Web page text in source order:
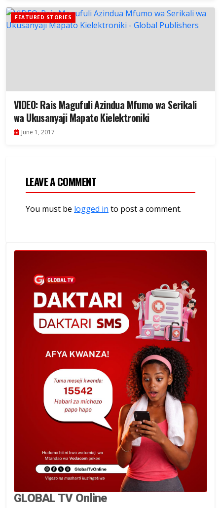
FEATURED STORIES
VIDEO: Rais Magufuli Azindua Mfumo wa Serikali
wa Ukusanyaji Mapato Kielektroniki
June 1, 2017
LEAVE A COMMENT
You must be logged in to post a comment.
GLOBAL TV Online